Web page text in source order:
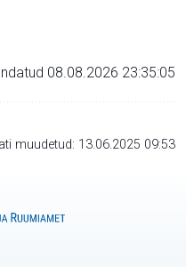
08.08.2026 23:35:05
muudetud: 13.06.2025 09:53